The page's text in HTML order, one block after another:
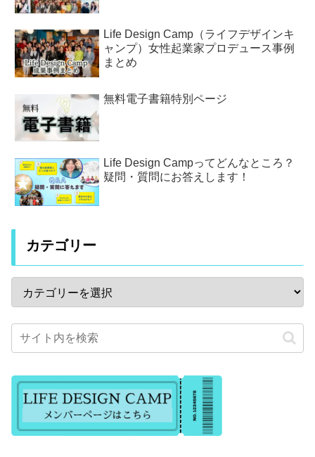
Life Design Camp（ライフデザインキ
ャンプ）女性起業家プロデュース事例
まとめ
無料電子書籍特別ページ
Life Design Campってどんなところ？
疑問・質問にお答えします！
カテゴリー